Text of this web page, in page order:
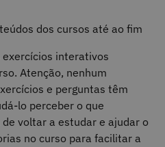
dos cursos até ao fim
interativos
Atenção, nenhum
e perguntas têm
lo perceber o que
voltar a estudar e ajudar o
no curso para facilitar a